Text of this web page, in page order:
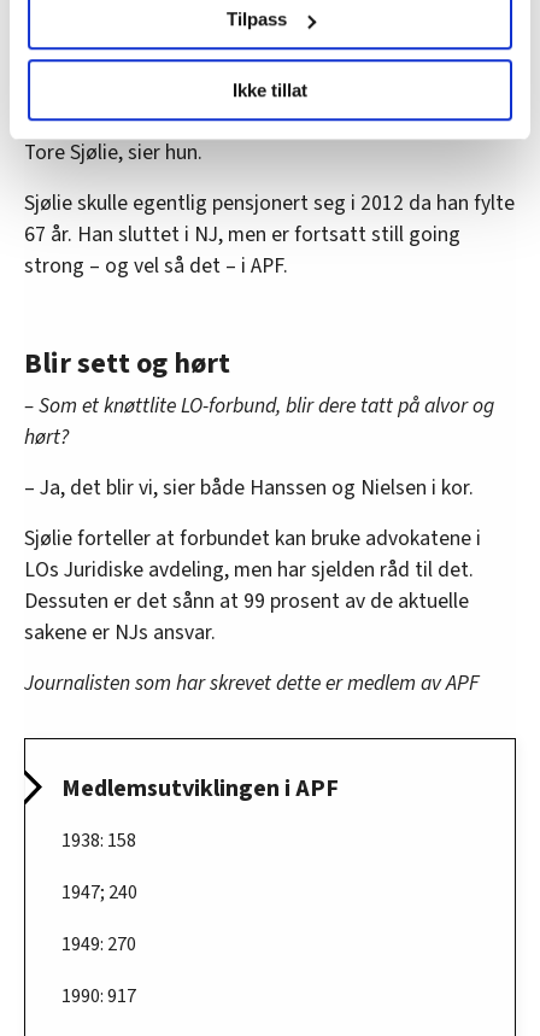
samtykke fra erklæringen om informasjonskapsler.
LO Medias publikasjoner frifagbevegelse.no, hk-nytt.no
og fontene.no bruker informasjonskapsler (cookies) for å
lære hvordan våre nettsider blir brukt slik at vi tilby
relevant innhold, tilpassede annonser og utarbeide
Vi deler bare informasjon om hvordan du bruker
nettstedet med LO Medias egne samarbeidspartnere
innenfor analyse og annonsering. Disse er angitt i
Tilpass
Ikke tillat
skulle vært frikjøpt noe mer til foreningsarbeid.
Samtidig sier hun at hun har en sjef som gir henne
stort spillerom.
– Dessuten hadde dette aldri gått uten hovedkasserer
Tore Sjølie, sier hun.
Sjølie skulle egentlig pensjonert seg i 2012 da han fylte
67 år. Han sluttet i NJ, men er fortsatt still going
strong – og vel så det – i APF.
Blir sett og hørt
– Som et knøttlite LO-forbund, blir dere tatt på alvor og
hørt?
– Ja, det blir vi, sier både Hanssen og Nielsen i kor.
Sjølie forteller at forbundet kan bruke advokatene i
LOs Juridiske avdeling, men har sjelden råd til det.
Dessuten er det sånn at 99 prosent av de aktuelle
sakene er NJs ansvar.
Journalisten som har skrevet dette er medlem av APF
Medlemsutviklingen i APF
1938: 158
1947; 240
1949: 270
1990: 917